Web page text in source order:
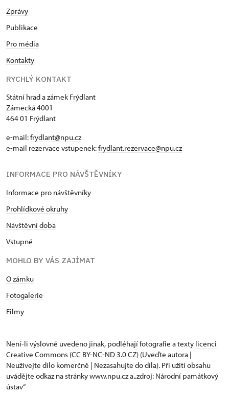
Zprávy
Publikace
Pro média
Kontakty
RYCHLÝ KONTAKT
Státní hrad a zámek Frýdlant
Zámecká 4001
464 01 Frýdlant
e-mail:frydlant@npu.cz
e-mail rezervace vstupenek:frydlant.rezervace@npu.cz
INFORMACE PRO NÁVŠTĚVNÍKY
Informace pro návštěvníky
Prohlídkové okruhy
Návštěvní doba
Vstupné
MOHLO BY VÁS ZAJÍMAT
O zámku
Fotogalerie
Filmy
Není-li výslovně uvedeno jinak, podléhají fotografie a texty licenci
Creative Commons (CC BY-NC-ND 3.0 CZ) (Uveďte autora |
Neužívejte dílo komerčně | Nezasahujte do díla). Při užití obsahu
uvádějte odkaz na stránky www.npu.cz a „zdroj: Národní památkový
ústav“